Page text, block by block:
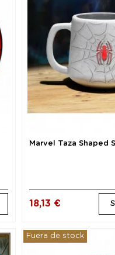
Marvel Taza Shaped
18,13 €
Fuera de stock